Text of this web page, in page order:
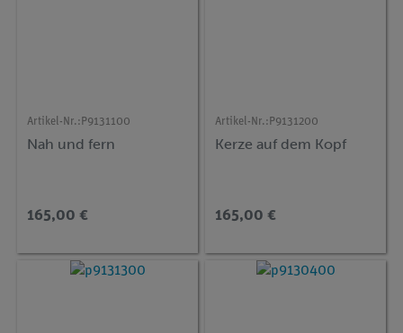
Artikel-Nr.: P9131100
Nah und fern
165,00 €
Artikel-Nr.: P9131200
Kerze auf dem Kopf
165,00 €